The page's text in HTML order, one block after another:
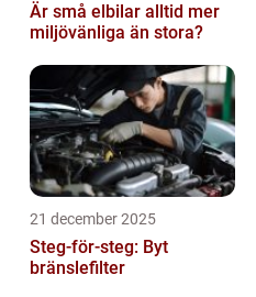
Är små elbilar alltid mer
miljövänliga än stora?
21 december 2025
Steg-för-steg: Byt
bränslefilter